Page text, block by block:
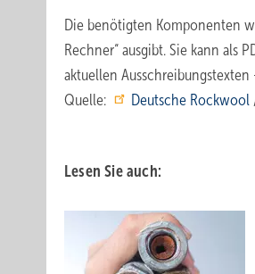
Die benötigten Komponenten
Rechner“ ausgibt. Sie kann als
aktuellen
Quelle:
Deutsche Rockwool
Lesen Sie auch: